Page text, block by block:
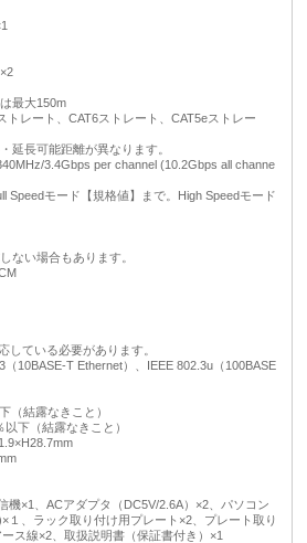
最大150m
トレート、CAT6ストレート、CAT5eストレー
延長可能距離が異なります。
3.4Gbps per channel (10.2Gbps all channe
Speedモード【規格値】まで。High Speedモード
ない場合もあります。
ている必要があります。
10BASE-T Ethernet）、IEEE 802.3u（100BASE
結露なきこと）
下（結露なきこと）
機×1、ACアダプタ（DC5V/2.6A）×2、パソコン
１、ラック取り付け用プレート×2、プレート取り
ス線×2、取扱説明書（保証書付き）×1